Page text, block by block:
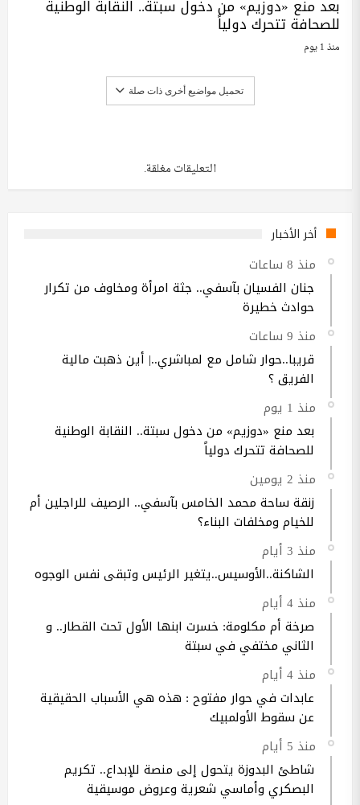
بعد منع «دوزيم» من دخول سبتة.. النقابة الوطنية
للصحافة تتحرك دولياً
منذ 1 يوم
تحميل مواضيع أخرى ذات صلة
التعليقات مغلقة.
أخر الأخبار
منذ 8 ساعات
جنان الفسيان بآسفي.. جثة امرأة ومخاوف من تكرار
حوادث خطيرة
منذ 9 ساعات
قريبا..حوار شامل مع لمباشري..| أين ذهبت مالية
الفريق ؟
منذ 1 يوم
بعد منع «دوزيم» من دخول سبتة.. النقابة الوطنية
للصحافة تتحرك دولياً
منذ 2 يومين
زنقة ساحة محمد الخامس بآسفي.. الرصيف للراجلين أم
للخيام ومخلفات البناء؟
منذ 3 أيام
الشاكنة..الأوسيس..يتغير الرئيس وتبقى نفس الوجوه
منذ 4 أيام
صرخة أم مكلومة: خسرت ابنها الأول تحت القطار.. و
الثاني مختفي في سبتة
منذ 4 أيام
عابدات في حوار مفتوح : هذه هي الأسباب الحقيقية
عن سقوط الأولمبيك
منذ 5 أيام
شاطئ البدوزة يتحول إلى منصة للإبداع.. تكريم
البصكري وأماسي شعرية وعروض موسيقية